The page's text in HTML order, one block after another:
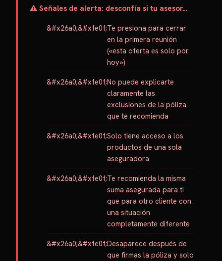
⚠️ Señales de alerta: desconfía si tu asesor…
Te presiona para cerrar
en la primera reunión
(«esta oferta es solo por
hoy»)
No puede explicarte
claramente las
exclusiones de la póliza
que te recomienda
Solo tiene acceso a los
productos de una sola
aseguradora
Te recomienda la misma
suma asegurada para ti
que para otro cliente con
una situación
completamente diferente
Desaparece después de
que firmas la póliza y solo